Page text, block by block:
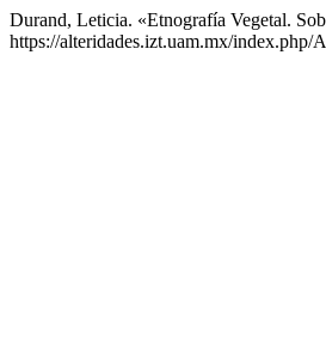
Durand, Leticia. «Etnografía Vegetal.
https://alteridades.izt.uam.mx/index.php/